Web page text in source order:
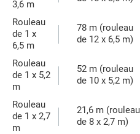
3,6 m
Rouleau
de 1 x
6,5 m
78 m (rouleau
de 12 x 6,5 m)
Rouleau
de 1 x 5,2
m
52 m (rouleau
de 10 x 5,2 m)
Rouleau
de 1 x 2,7
m
21,6 m (rouleau
de 8 x 2,7 m)